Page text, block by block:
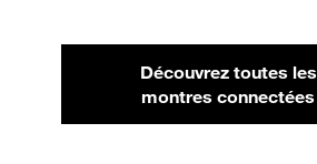
Découvrez toutes les
montres connectées